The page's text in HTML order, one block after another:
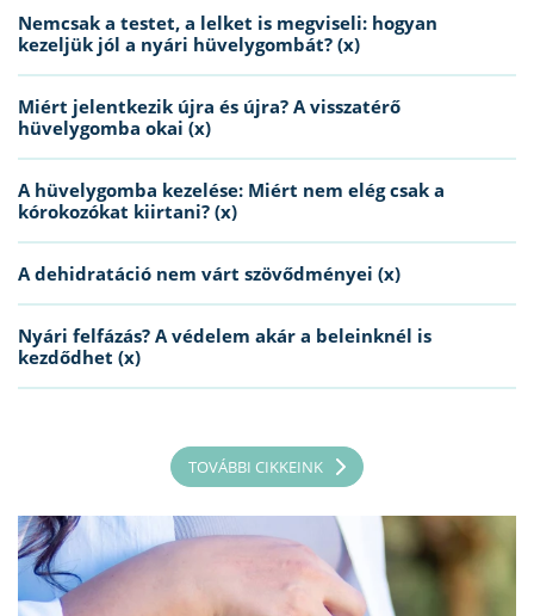
Nemcsak a testet, a lelket is megviseli: hogyan
kezeljük jól a nyári hüvelygombát? (x)
Miért jelentkezik újra és újra? A visszatérő
hüvelygomba okai (x)
A hüvelygomba kezelése: Miért nem elég csak a
kórokozókat kiirtani? (x)
A dehidratáció nem várt szövődményei (x)
Nyári felfázás? A védelem akár a beleinknél is
kezdődhet (x)
TOVÁBBI CIKKEINK